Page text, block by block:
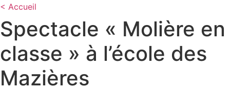
< Accueil
Spectacle « Molière en
classe » à l’école des
Mazières